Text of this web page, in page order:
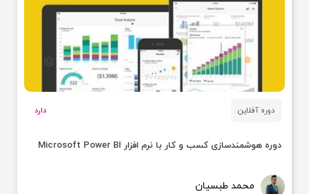
دوره آفلاین دارد
دوره هوشمندسازی کسب و کار با نرم افزار Microsoft Power BI
محمد طبسیان